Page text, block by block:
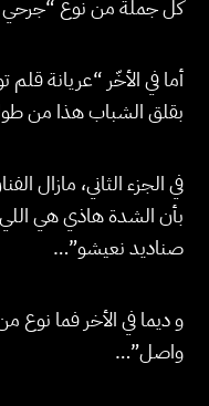
كل جملة من نوع “جرحي
أما في الأخّر “عريانة
بقلق الشباب هذا من
في الجزء الثاني، مازال
بأن الشدة هاذي هي
صناديد نعيشو”…
و ديما في الأخر فما نوع
واصل”…